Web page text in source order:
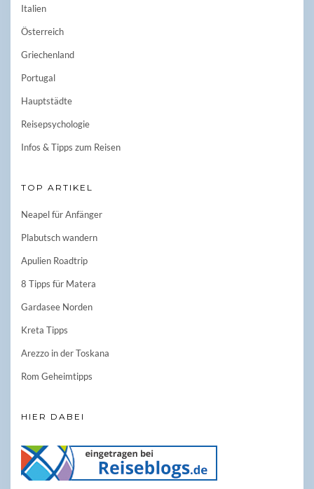
Italien
Österreich
Griechenland
Portugal
Hauptstädte
Reisepsychologie
Infos & Tipps zum Reisen
TOP ARTIKEL
Neapel für Anfänger
Plabutsch wandern
Apulien Roadtrip
8 Tipps für Matera
Gardasee Norden
Kreta Tipps
Arezzo in der Toskana
Rom Geheimtipps
HIER DABEI